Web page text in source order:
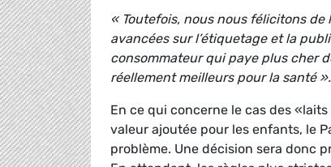
« Toutefois, nous nous félicitons
avancées sur l’étiquetage et la
consommateur qui paye plus cher
réellement meilleurs pour la santé ».
En ce qui concerne le cas des
valeur ajoutée pour les enfants, le
problème. Une décision sera donc